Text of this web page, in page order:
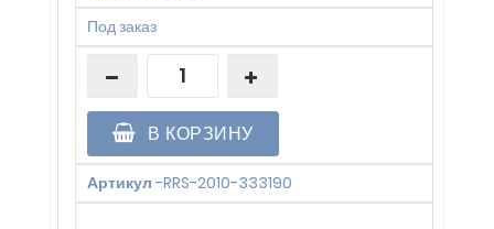
Под заказ
В КОРЗИНУ
Артикул -RRS-2010-333190